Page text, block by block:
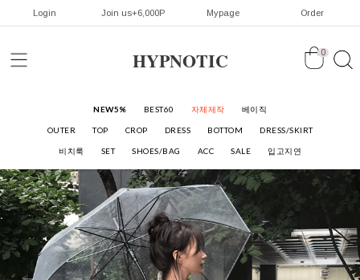
Login Join us+6,000P Mypage Order
HYPNOTIC 0
NEW5% BEST60 자체제작 베이직
OUTER TOP CROP DRESS BOTTOM DRESS/SKIRT
비치룩 SET SHOES/BAG ACC SALE 입고지연